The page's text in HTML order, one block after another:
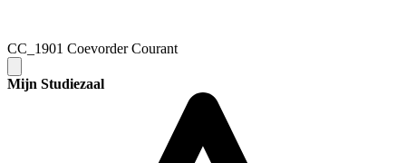
CC_1901 Coevorder Courant
Mijn Studiezaal